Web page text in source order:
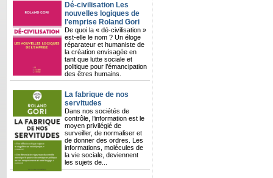
Dé-civilisation Les
nouvelles logiques de
l'emprise Roland Gori
De quoi la « dé-civilisation »
est-elle le nom ? Un éloge
réparateur et humaniste de
la création envisagée en
tant que lutte sociale et
politique pour l’émancipation
des êtres humains.
La fabrique de nos
servitudes
Dans nos sociétés de
contrôle, l’information est le
moyen privilégié de
surveiller, de normaliser et
de donner des ordres. Les
informations, molécules de
la vie sociale, deviennent
les sujets de...